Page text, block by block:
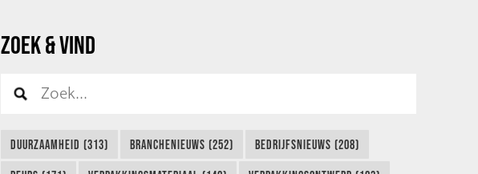
ZOEK & VIND
DUURZAAMHEID (313) BRANCHENIEUWS (252) BEDRIJFSNIEUWS (208)